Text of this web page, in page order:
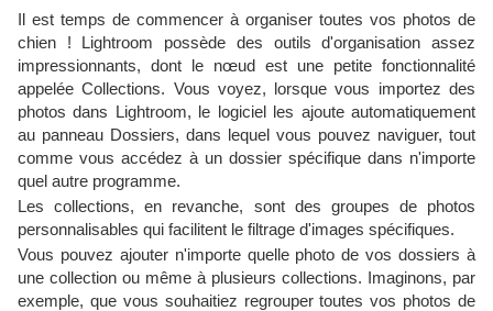
i
o
n
Il est temps de commencer à organiser toutes vos photos de
chien ! Lightroom possède des outils d'organisation assez
impressionnants, dont le nœud est une petite fonctionnalité
appelée Collections. Vous voyez, lorsque vous importez des
photos dans Lightroom, le logiciel les ajoute automatiquement
au panneau Dossiers, dans lequel vous pouvez naviguer, tout
comme vous accédez à un dossier spécifique dans n'importe
quel autre programme.
Les collections, en revanche, sont des groupes de photos
personnalisables qui facilitent le filtrage d'images spécifiques.
Vous pouvez ajouter n'importe quelle photo de vos dossiers à
une collection ou même à plusieurs collections. Imaginons, par
exemple, que vous souhaitiez regrouper toutes vos photos de